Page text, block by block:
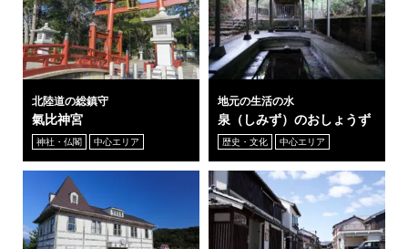
北陸道の総鎮守
氣比神宮
神社・仏閣 中心エリア
地元の生活の水
泉（しみず）のおしょうず
歴史・文化 中心エリア